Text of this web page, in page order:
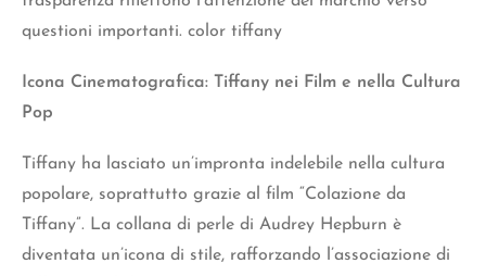
questioni importanti. color tiffany
Icona Cinematografica: Tiffany nei Film e nella Cultura
Pop
Tiffany ha lasciato un’impronta indelebile nella cultura
popolare, soprattutto grazie al film “Colazione da
Tiffany”. La collana di perle di Audrey Hepburn è
diventata un’icona di stile, rafforzando l’associazione di